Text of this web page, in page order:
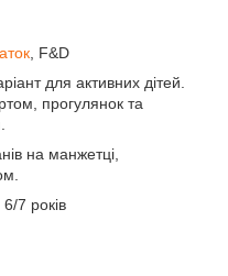
, F&D
для активних дітей.
прогулянок та
на манжетці,
7 років